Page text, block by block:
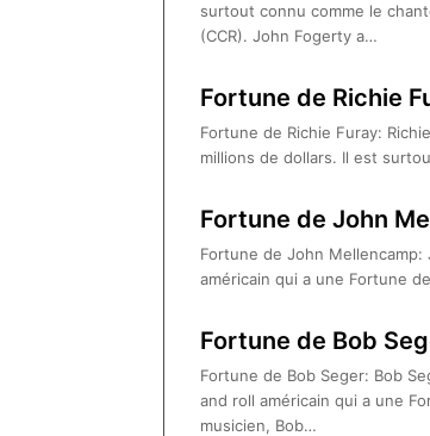
surtout connu comme le
(CCR). John Fogerty a…
Fortune de Richie
Fortune de Richie Furay:
millions de dollars. Il est
Fortune de John
Fortune de John
américain qui a une Fortune
Fortune de Bob
Fortune de Bob Seger: Bob
and roll américain qui a une
musicien, Bob…